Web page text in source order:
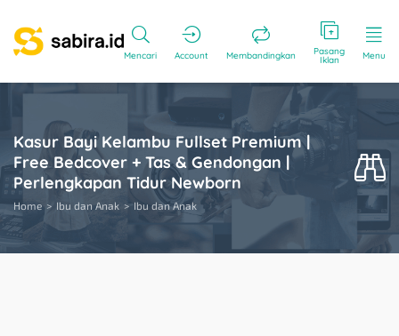
Mencari Account Membandingkan Pasang
Iklan Menu
Kasur Bayi Kelambu Fullset Premium |
Free Bedcover + Tas & Gendongan |
Perlengkapan Tidur Newborn
Home Ibu dan Anak Ibu dan Anak